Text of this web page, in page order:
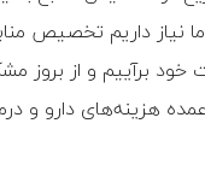
نیاز داریم تخصیص
خود برآییم و از